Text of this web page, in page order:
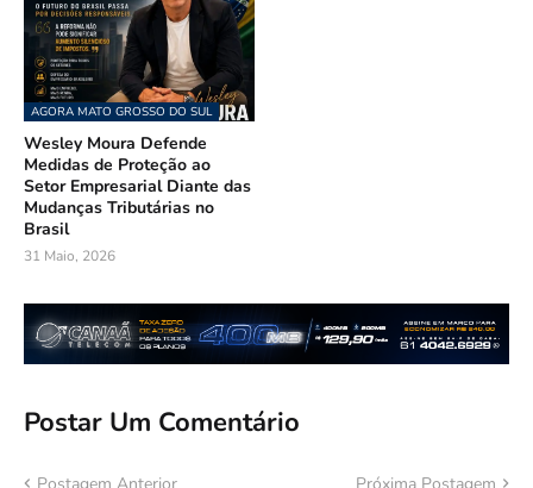
AGORA MATO GROSSO DO SUL
Wesley Moura Defende
Medidas de Proteção ao
Setor Empresarial Diante das
Mudanças Tributárias no
Brasil
31 Maio, 2026
Postar Um Comentário